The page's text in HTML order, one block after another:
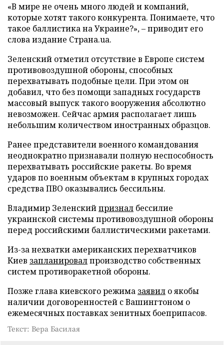
«В мире не очень много людей и компаний,
которые хотят такого конкурента. Понимаете, что
такое баллистика на Украине?», – приводит его
слова издание Страна.ua.
Зеленский отметил отсутствие в Европе систем
противовоздушной обороны, способных
перехватывать подобные цели. При этом он
добавил, что без помощи западных государств
массовый выпуск такого вооружения абсолютно
невозможен. Сейчас армия располагает лишь
небольшим количеством иностранных образцов.
Ранее представители военного командования
неоднократно признавали полную неспособность
перехватывать российские ракеты. Во время
ударов по военным объектам в крупных городах
средства ПВО оказывались бессильны.
Владимир Зеленскийпризнал бессилие
украинской системы противовоздушной обороны
перед российскими баллистическими ракетами.
Из-за нехватки американских перехватчиков
Киев запланировалпроизводство собственных
систем противоракетной обороны.
Позже глава киевского режима заявил о якобы
наличии договоренностей с Вашингтоном о
ежемесячных поставках зенитных боеприпасов.
Текст: Вера Басилая